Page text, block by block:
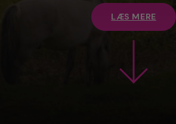
LÆS MERE